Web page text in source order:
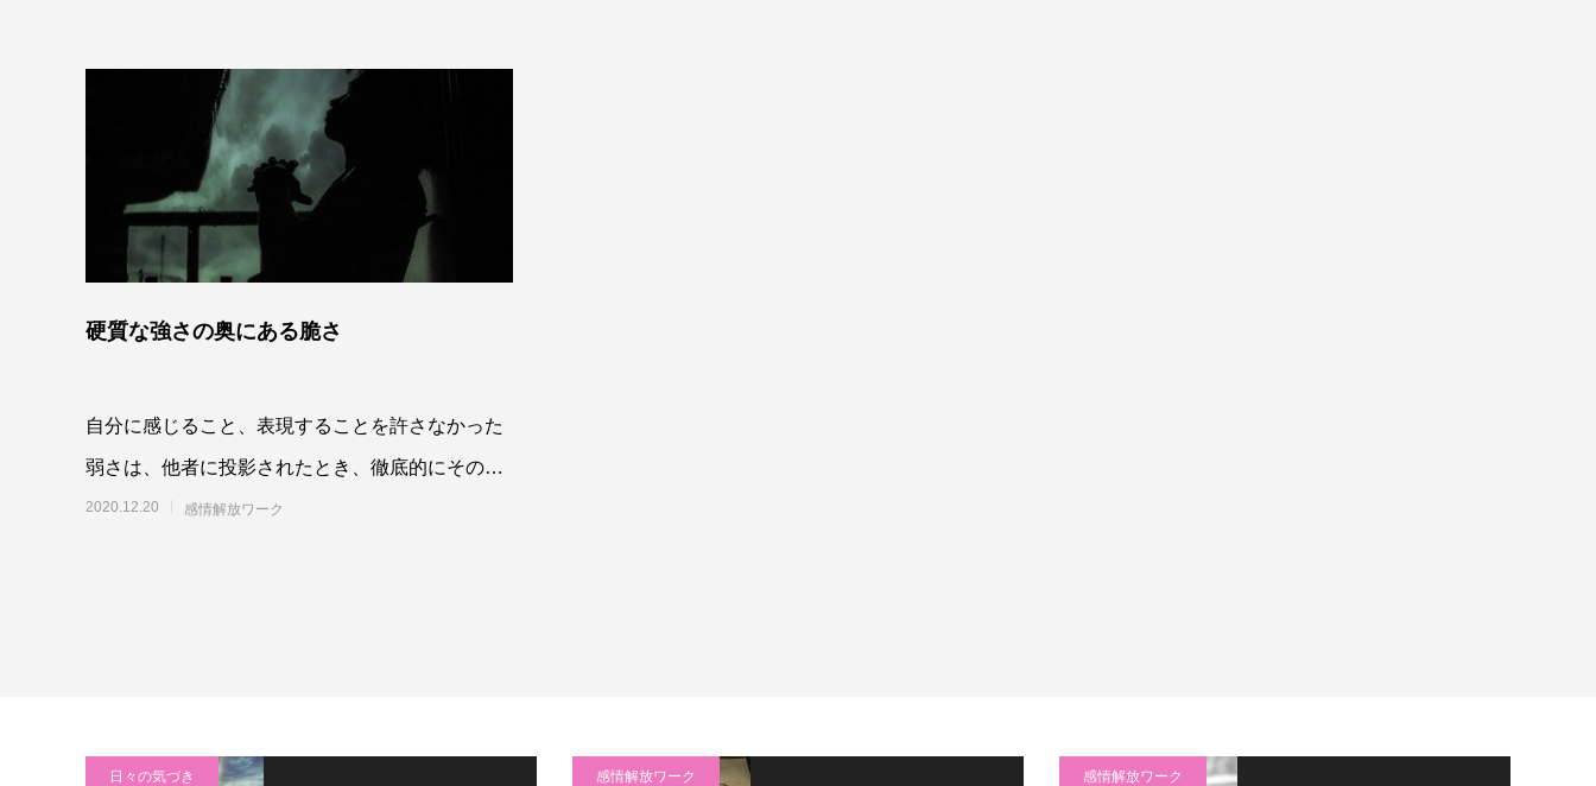
硬質な強さの奥にある脆さ
自分に感じること、表現することを許さなかった
弱さは、他者に投影されたとき、徹底的にその弱
さを攻撃して厳しい態度を取ってしまったりする
2020.12.20 感情解放ワーク
日々の気づき 感情解放ワーク 感情解放ワーク